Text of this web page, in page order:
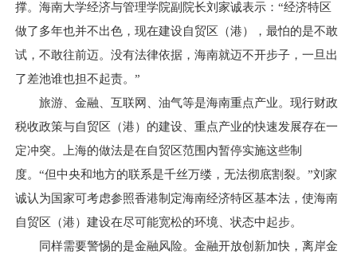
撑。海南大学经济与管理学院副院长刘家诚表示：“经济特区
做了多年也并不出色，现在建设自贸区（港），最怕的是不敢
试，不敢往前迈。没有法律依据，海南就迈不开步子，一旦出
了差池谁也担不起责。”
旅游、金融、互联网、油气等是海南重点产业。现行财政
税收政策与自贸区（港）的建设、重点产业的快速发展存在一
定冲突。上海的做法是在自贸区范围内暂停实施这些制
度。“但中央和地方的联系是千丝万缕，无法彻底割裂。”刘家
诚认为国家可考虑参照香港制定海南经济特区基本法，使海南
自贸区（港）建设在尽可能宽松的环境、状态中起步。
同样需要警惕的是金融风险。金融开放创新加快，离岸金